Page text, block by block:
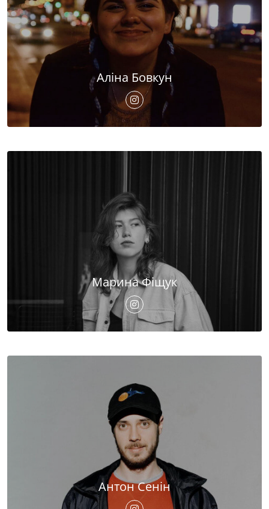
Аліна Бовкун
Марина Фіщук
Антон Сенін